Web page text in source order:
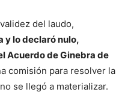
del laudo,
y lo declaró nulo,
Acuerdo de Ginebra de
comisión para resolver la
se llegó a materializar.